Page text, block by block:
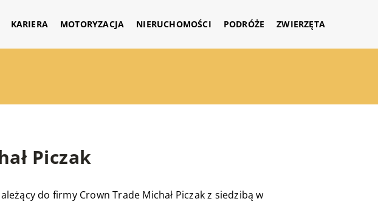
KARIERA MOTORYZACJA NIERUCHOMOŚCI PODRÓŻE ZWIERZĘTA
Piczak
do firmy Crown Trade Michał Piczak z siedzibą w